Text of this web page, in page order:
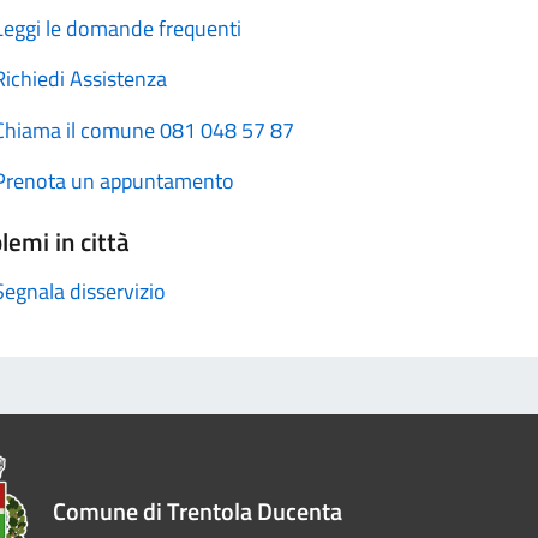
le domande frequenti
Assistenza
il comune 081 048 57 87
un appuntamento
in città
disservizio
Comune di Trentola Ducenta